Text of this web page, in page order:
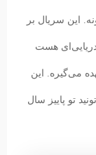
این سریال بر
دریایی‌ای هست
می‌گیره. این
تو پاییز سال